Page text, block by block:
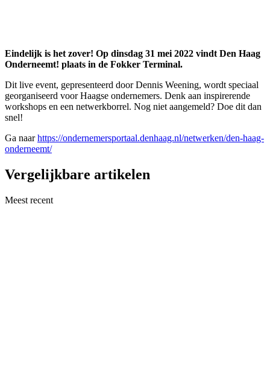
Eindelijk is het zover! Op dinsdag 31 mei 2022 vindt Den Haag
Onderneemt! plaats in de Fokker Terminal.
Dit live event, gepresenteerd door Dennis Weening, wordt speciaal
georganiseerd voor Haagse ondernemers. Denk aan inspirerende
workshops en een netwerkborrel. Nog niet aangemeld? Doe dit dan
snel!
Ga naarhttps://ondernemersportaal.denhaag.nl/netwerken/den-haag-
onderneemt/
Vergelijkbare artikelen
Meest recent